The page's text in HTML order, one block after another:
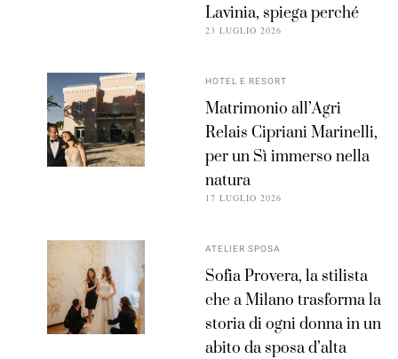
Lavinia, spiega perché
23 LUGLIO 2026
HOTEL E RESORT
Matrimonio all’Agri
Relais Cipriani Marinelli,
per un Sì immerso nella
natura
17 LUGLIO 2026
ATELIER SPOSA
Sofia Provera, la stilista
che a Milano trasforma la
storia di ogni donna in un
abito da sposa d’alta